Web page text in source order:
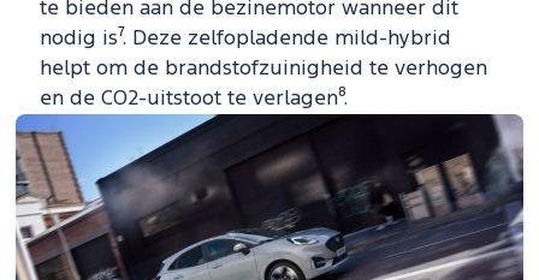
te bieden aan de bezinemotor wanneer dit
nodig is⁷. Deze zelfopladende mild-hybrid
helpt om de brandstofzuinigheid te verhogen
en de CO2-uitstoot te verlagen⁸.